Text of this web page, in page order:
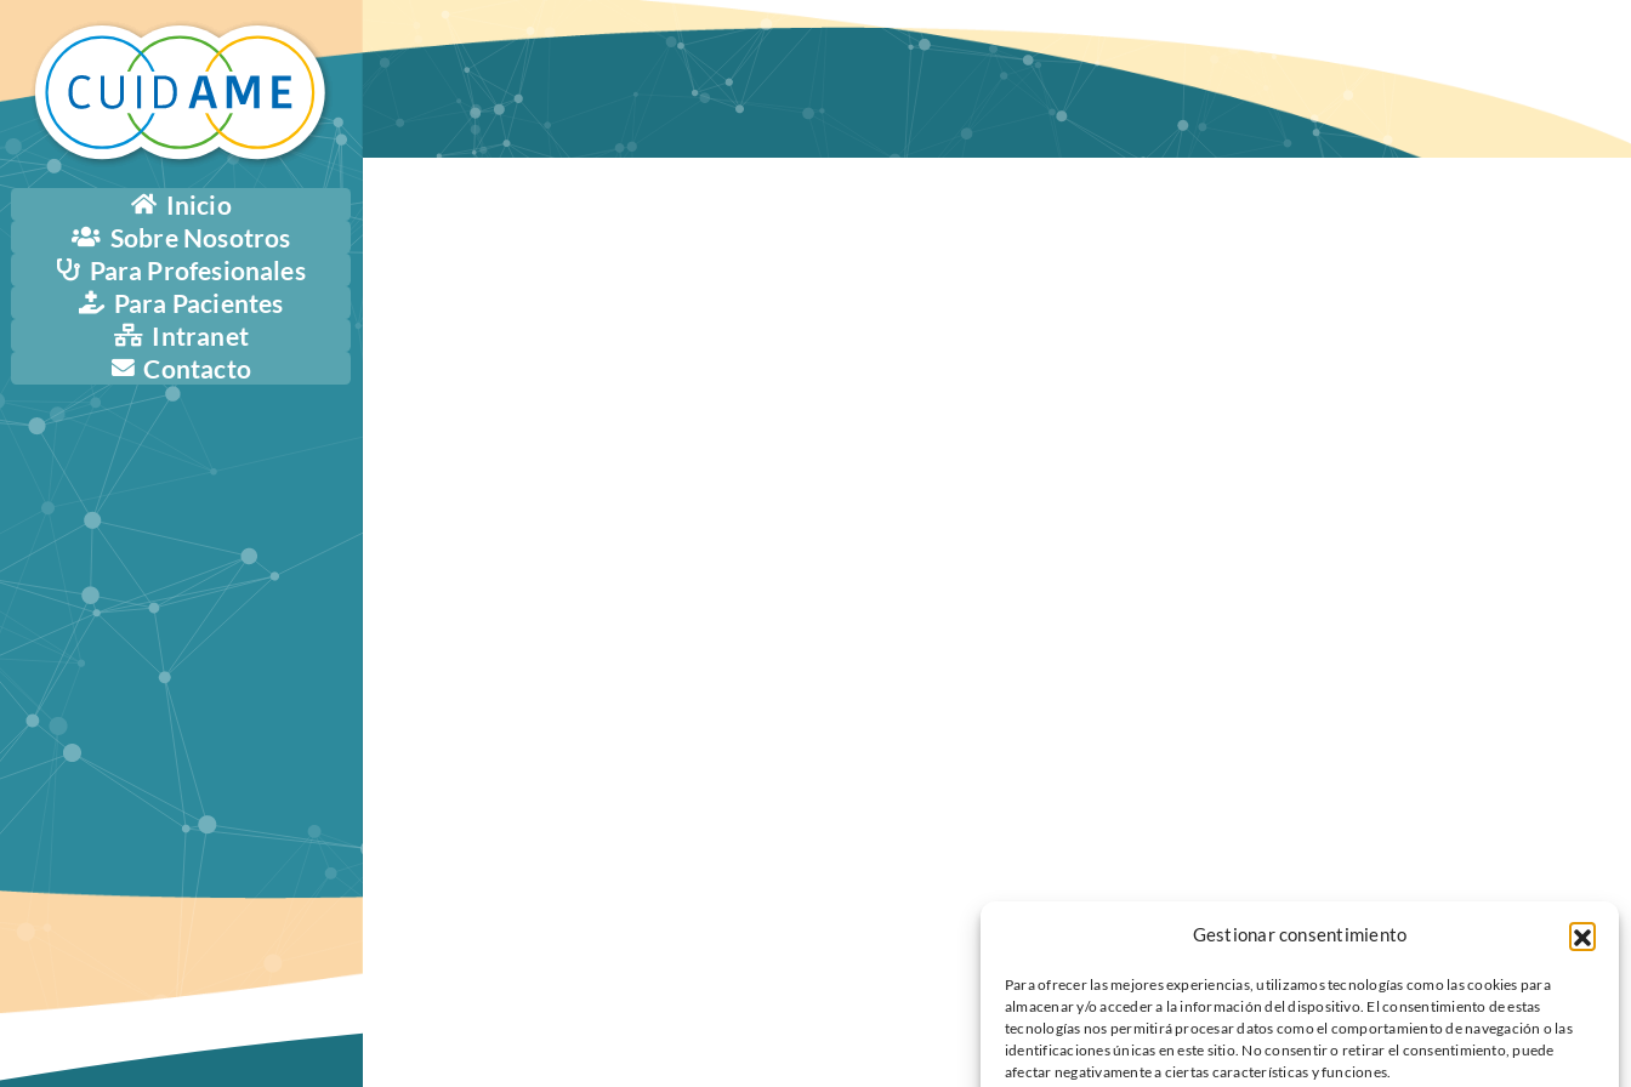
Gestionar consentimiento
Para ofrecer las mejores experiencias, utilizamos tecnologías como las cookies para
almacenar y/o acceder a la información del dispositivo. El consentimiento de estas
tecnologías nos permitirá procesar datos como el comportamiento de navegación o las
identificaciones únicas en este sitio. No consentir o retirar el consentimiento, puede
afectar negativamente a ciertas características y funciones.
Inicio
Sobre Nosotros
Para Profesionales
Para Pacientes
Intranet
Contacto